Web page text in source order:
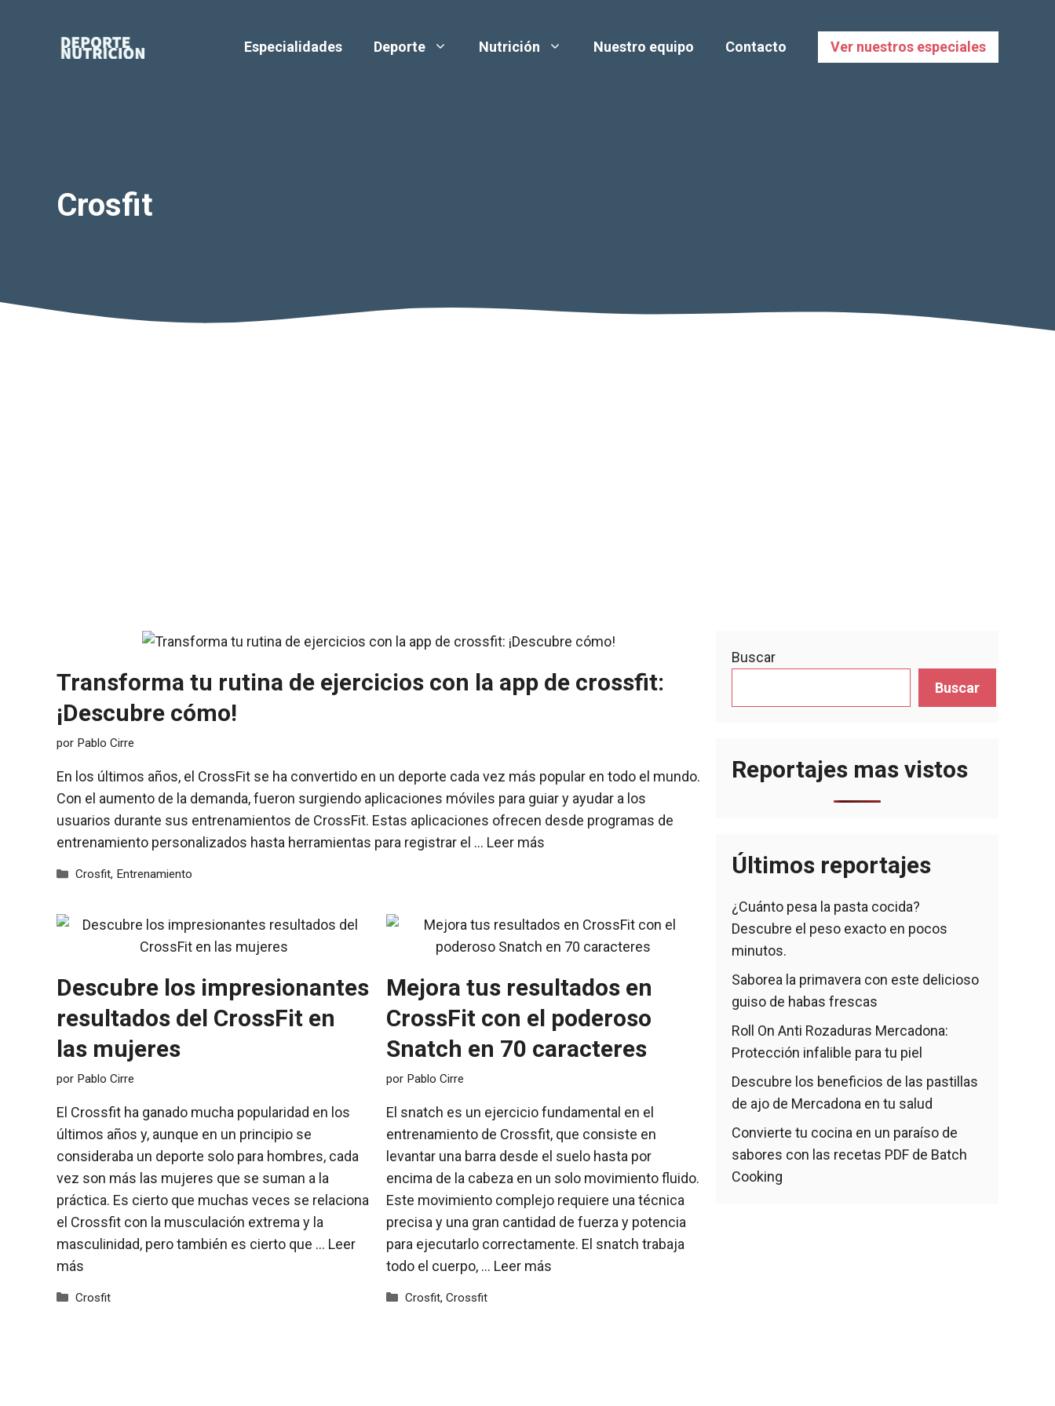
Especialidades Deporte Nutrición Nuestro equipo Contacto Ver nuestros especiales
Crosfit
Transforma tu rutina de ejercicios con la app de crossfit:
¡Descubre cómo!
por Pablo Cirre
En los últimos años, el CrossFit se ha convertido en un deporte cada vez más popular en todo el mundo.
Con el aumento de la demanda, fueron surgiendo aplicaciones móviles para guiar y ayudar a los
usuarios durante sus entrenamientos de CrossFit. Estas aplicaciones ofrecen desde programas de
entrenamiento personalizados hasta herramientas para registrar el … Leer más
Categorías
Crosfit, Entrenamiento
Descubre los impresionantes
resultados del CrossFit en
las mujeres
por Pablo Cirre
El Crossfit ha ganado mucha popularidad en los
últimos años y, aunque en un principio se
consideraba un deporte solo para hombres, cada
vez son más las mujeres que se suman a la
práctica. Es cierto que muchas veces se relaciona
el Crossfit con la musculación extrema y la
masculinidad, pero también es cierto que … Leer
más
Categorías
Crosfit
Mejora tus resultados en
CrossFit con el poderoso
Snatch en 70 caracteres
por Pablo Cirre
El snatch es un ejercicio fundamental en el
entrenamiento de Crossfit, que consiste en
levantar una barra desde el suelo hasta por
encima de la cabeza en un solo movimiento fluido.
Este movimiento complejo requiere una técnica
precisa y una gran cantidad de fuerza y potencia
para ejecutarlo correctamente. El snatch trabaja
todo el cuerpo, … Leer más
Categorías
Crosfit,Crossfit
Buscar
Buscar
Reportajes mas vistos
Últimos reportajes
¿Cuánto pesa la pasta cocida?
Descubre el peso exacto en pocos
minutos.
Saborea la primavera con este delicioso
guiso de habas frescas
Roll On Anti Rozaduras Mercadona:
Protección infalible para tu piel
Descubre los beneficios de las pastillas
de ajo de Mercadona en tu salud
Convierte tu cocina en un paraíso de
sabores con las recetas PDF de Batch
Cooking